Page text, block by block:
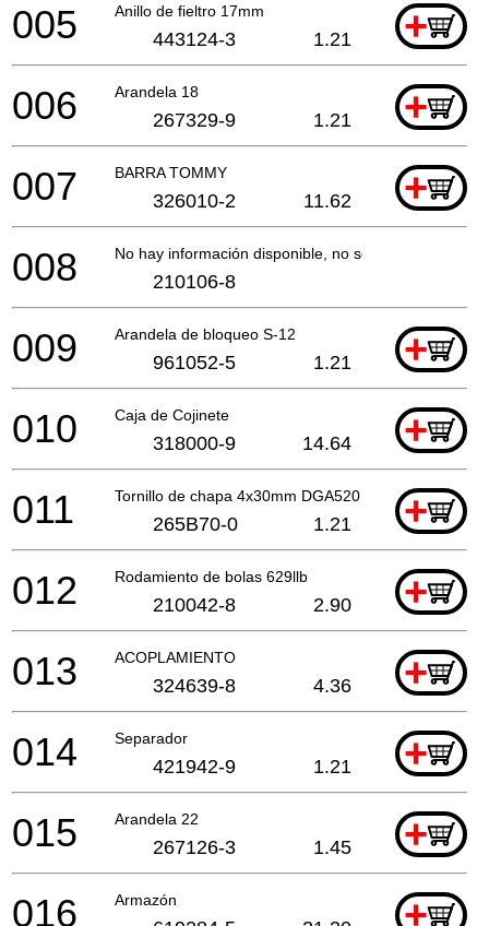
Anillo de fieltro 17mm +
005 443124-3 1.21
Arandela 18 +
006 267329-9 1.21
BARRA TOMMY +
007 326010-2 11.62
No hay información disponible, no se puede pedir
008 210106-8
Arandela de bloqueo S-12 +
009 961052-5 1.21
Caja de Cojinete +
010 318000-9 14.64
Tornillo de chapa 4x30mm DGA520 +
011 265B70-0 1.21
Rodamiento de bolas 629llb +
012 210042-8 2.90
ACOPLAMIENTO +
013 324639-8 4.36
Separador +
014 421942-9 1.21
Arandela 22 +
015 267126-3 1.45
Armazón +
016